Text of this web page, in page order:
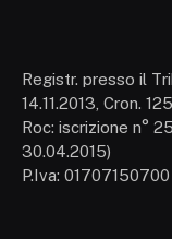
Registr. presso il
14.11.2013, Cron.
Roc: iscrizione n°
30.04.2015)
P.Iva: 01707150700